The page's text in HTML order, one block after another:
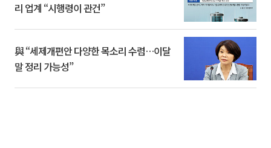
리 업계 “시행령이 관건”
與 “세제개편안 다양한 목소리 수렴…이달
말 정리 가능성”